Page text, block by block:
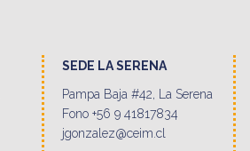
SEDE LA SERENA
Pampa Baja #42, La Serena
Fono +56 9 41817834
jgonzalez@ceim.cl